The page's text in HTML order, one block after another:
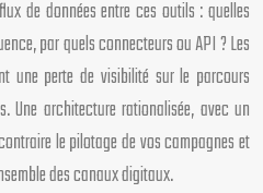
de données entre ces outils : quelles
par quels connecteurs ou API ? Les
une perte de visibilité sur le parcours
Une architecture rationalisée, avec un
le pilotage de vos campagnes et
des canaux digitaux.